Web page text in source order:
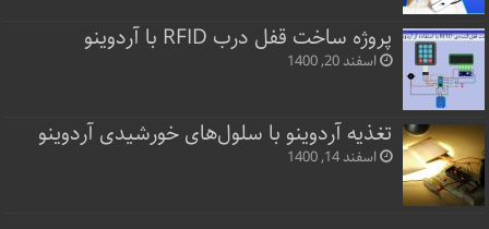
پروژه ساخت قفل‌ درب RFID با آردوینو
اسفند 20, 1400
تغذیه آردوینو با سلول‌های خورشیدی آردوینو
اسفند 14, 1400